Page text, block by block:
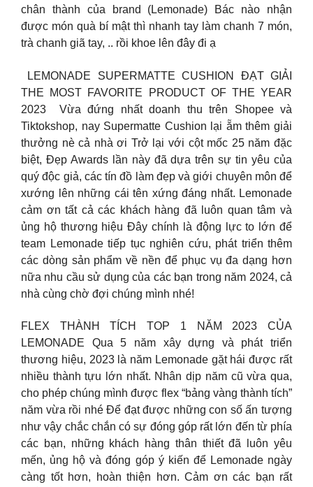
chân thành của brand (Lemonade) Bác nào nhận
được món quà bí mật thì nhanh tay làm chanh 7 món,
trà chanh giã tay, .. rồi khoe lên đây đi ạ
️ LEMONADE SUPERMATTE CUSHION ĐẠT GIẢI
THE MOST FAVORITE PRODUCT OF THE YEAR
2023 ️ Vừa đứng nhất doanh thu trên Shopee và
Tiktokshop, nay Supermatte Cushion lại ẵm thêm giải
thưởng nè cả nhà ơi Trở lại với cột mốc 25 năm đặc
biệt, Đẹp Awards lần này đã dựa trên sự tin yêu của
quý độc giả, các tín đồ làm đẹp và giới chuyên môn để
xướng lên những cái tên xứng đáng nhất. Lemonade
cảm ơn tất cả các khách hàng đã luôn quan tâm và
ủng hộ thương hiệu Đây chính là động lực to lớn để
team Lemonade tiếp tục nghiên cứu, phát triển thêm
các dòng sản phẩm về nền để phục vụ đa dạng hơn
nữa nhu cầu sử dụng của các bạn trong năm 2024, cả
nhà cùng chờ đợi chúng mình nhé!
FLEX THÀNH TÍCH TOP 1 NĂM 2023 CỦA
LEMONADE Qua 5 năm xây dựng và phát triển
thương hiệu, 2023 là năm Lemonade gặt hái được rất
nhiều thành tựu lớn nhất. Nhân dịp năm cũ vừa qua,
cho phép chúng mình được flex “bảng vàng thành tích”
năm vừa rồi nhé Để đạt được những con số ấn tượng
như vậy chắc chắn có sự đóng góp rất lớn đến từ phía
các bạn, những khách hàng thân thiết đã luôn yêu
mến, ủng hộ và đóng góp ý kiến để Lemonade ngày
càng tốt hơn, hoàn thiện hơn. Cảm ơn các bạn rất